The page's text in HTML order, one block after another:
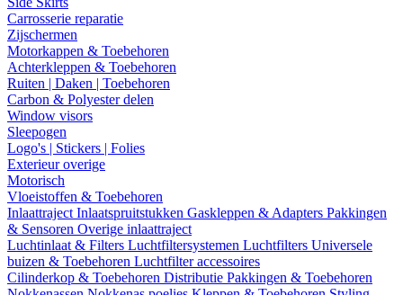
Carrosserie reparatie
Zijschermen
Motorkappen & Toebehoren
Achterkleppen & Toebehoren
Ruiten | Daken | Toebehoren
Carbon & Polyester delen
Window visors
Sleepogen
Logo's | Stickers | Folies
Exterieur overige
Motorisch
Vloeistoffen & Toebehoren
Inlaattraject Inlaatspruitstukken Gaskleppen & Adapters Pakkingen
& Sensoren Overige inlaattraject
Luchtinlaat & Filters Luchtfiltersystemen Luchtfilters Universele
buizen & Toebehoren Luchtfilter accessoires
Cilinderkop & Toebehoren Distributie Pakkingen & Toebehoren